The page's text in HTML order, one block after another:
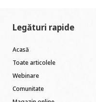
Legături rapide
Acasă
Toate articolele
Webinare
Comunitate